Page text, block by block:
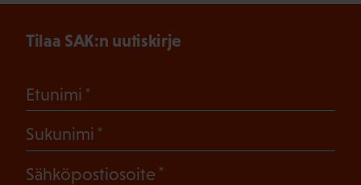
Tilaa SAK:n uutiskirje
Etunimi
Sukunimi
Sähköpostiosoite